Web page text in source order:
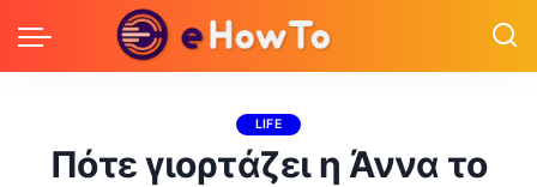
LIFE
Πότε γιορτάζει η Άννα το